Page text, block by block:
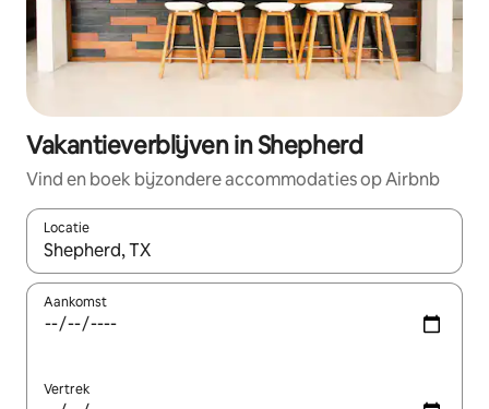
Vakantieverblijven in Shepherd
Vind en boek bijzondere accommodaties op Airbnb
Locatie
Wanneer er resultaten beschikbaar zijn, maak je een keuze
Aankomst
Vertrek